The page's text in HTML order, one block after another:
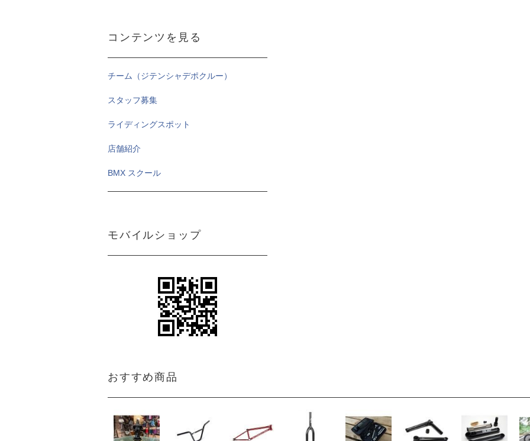
コンテンツを見る
チーム（ジテンシャデポクルー）
スタッフ募集
ライディングスポット
店舗紹介
BMX スクール
モバイルショップ
おすすめ商品